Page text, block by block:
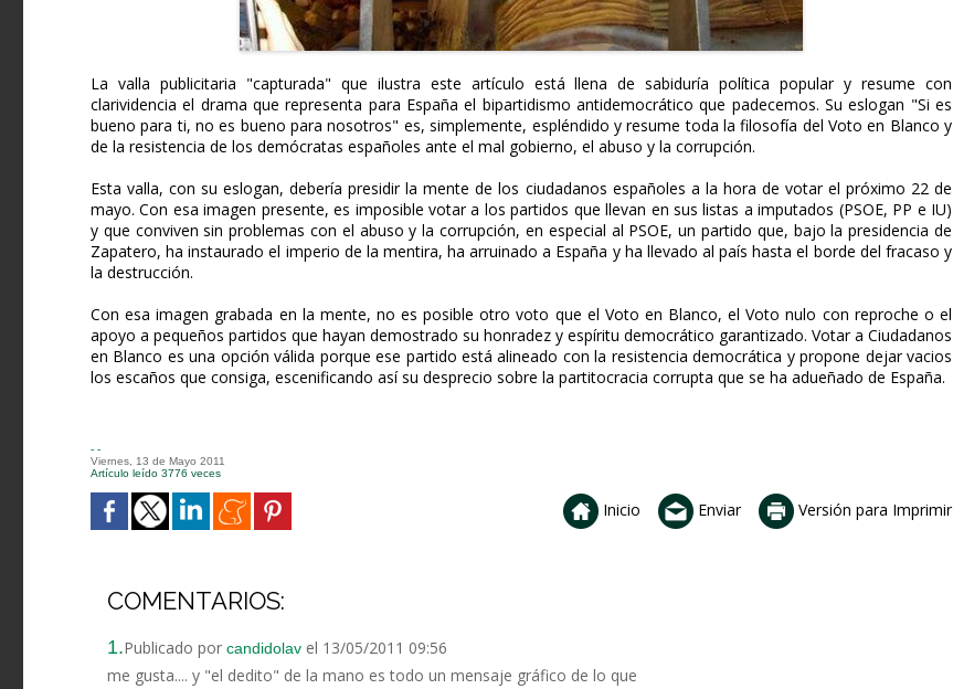
La valla publicitaria "capturada" que ilustra este artículo está llena de sabiduría política popular y resume con
clarividencia el drama que representa para España el bipartidismo antidemocrático que padecemos. Su eslogan "Si es
bueno para ti, no es bueno para nosotros" es, simplemente, espléndido y resume toda la filosofía del Voto en Blanco y
de la resistencia de los demócratas españoles ante el mal gobierno, el abuso y la corrupción.
Esta valla, con su eslogan, debería presidir la mente de los ciudadanos españoles a la hora de votar el próximo 22 de
mayo. Con esa imagen presente, es imposible votar a los partidos que llevan en sus listas a imputados (PSOE, PP e IU)
y que conviven sin problemas con el abuso y la corrupción, en especial al PSOE, un partido que, bajo la presidencia de
Zapatero, ha instaurado el imperio de la mentira, ha arruinado a España y ha llevado al país hasta el borde del fracaso y
la destrucción.
Con esa imagen grabada en la mente, no es posible otro voto que el Voto en Blanco, el Voto nulo con reproche o el
apoyo a pequeños partidos que hayan demostrado su honradez y espíritu democrático garantizado. Votar a Ciudadanos
en Blanco es una opción válida porque ese partido está alineado con la resistencia democrática y propone dejar vacios
los escaños que consiga, escenificando así su desprecio sobre la partitocracia corrupta que se ha adueñado de España.
- -
Viernes, 13 de Mayo 2011
Artículo leído 3776 veces
Inicio Enviar Versión para Imprimir
COMENTARIOS:
1.Publicado por candidolav el 13/05/2011 09:56
me gusta.... y "el dedito" de la mano es todo un mensaje gráfico de lo que